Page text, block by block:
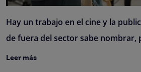
Hay un trabajo en el cine y la
de fuera del sector sabe nombrar,
Leer más